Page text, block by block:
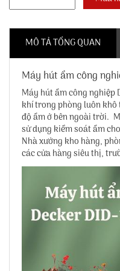
MÔ TẢ TỔNG QUAN
Máy hút ẩm công
Máy hút ẩm công nghiệp
khí trong phòng luôn
độ ẩm ở bên ngoài trời.
sử dụng kiểm soát ẩm
Nhà xưởng kho hàng,
các cửa hàng siêu thị,